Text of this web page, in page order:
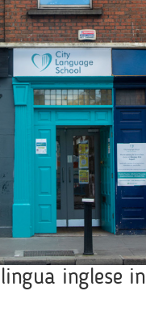
inglese in